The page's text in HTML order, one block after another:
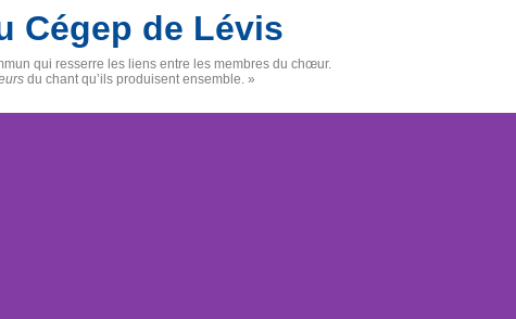
Cégep de Lévis
qui resserre les liens entre les membres du chœur.
du chant qu’ils produisent ensemble. »